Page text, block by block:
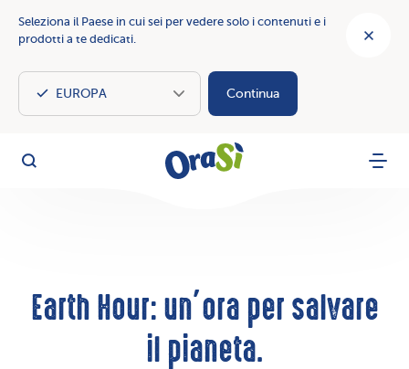
Seleziona il Paese in cui sei per vedere solo i contenuti e i
prodotti a te dedicati.
Continua
OraSì
Cerca Menu
Earth Hour: un’ora per salvare
il pianeta.